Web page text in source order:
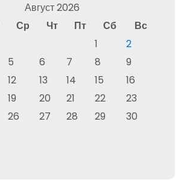
Август 2026
Ср Чт Пт Сб
Вс
1
2
5 6 7 8
9
12 13 14 15
16
19 20 21 22
23
26 27 28 29
30